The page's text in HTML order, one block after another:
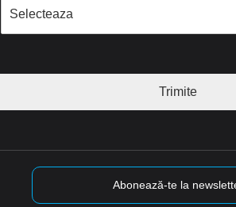
Trimite
Abonează-te la